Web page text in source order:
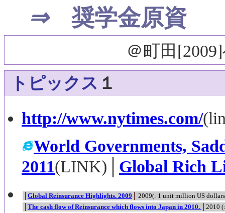
⇒
奨学金原資
＠町田
トピックス １
http://www.nytimes.com/
World Governments,
2011(LINK)│ Global Rich
Global Reinsurance Highlights. 2009 2009(: 1 unit million US
The cash flow of Reinsurance which flows into Japan in 2010. 2010